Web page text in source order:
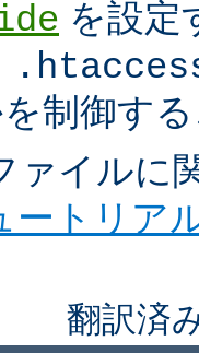
を設定
制御す
ァイルに
ートリア
翻訳済